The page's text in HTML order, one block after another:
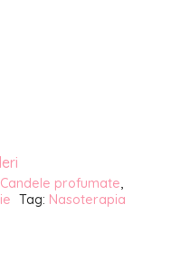
Candele profumate
Tag: Nasoterapia